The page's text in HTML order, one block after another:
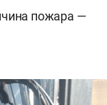
пожара —